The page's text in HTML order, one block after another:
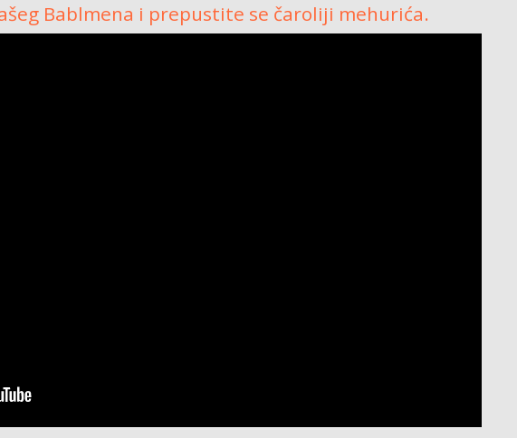
Bablmena i prepustite se čaroliji mehurića.